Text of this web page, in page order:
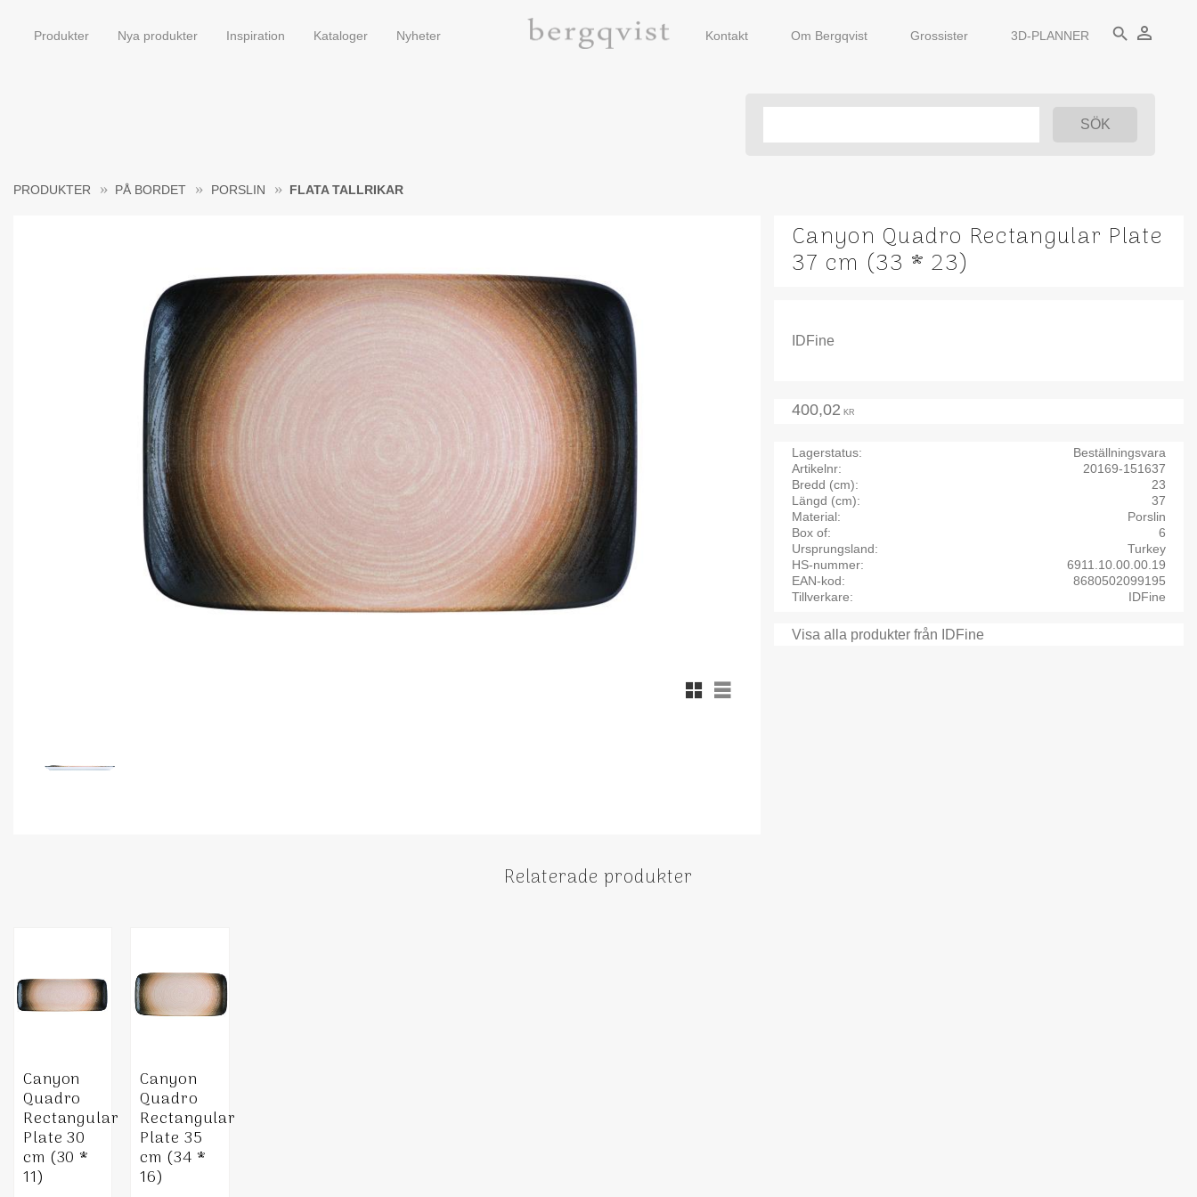
Produkter Nya produkter Inspiration Kataloger Nyheter Kontakt Om Bergqvist Grossister 3D-PLANNER search person_outline
PRODUKTER PÅ BORDET PORSLIN FLATA TALLRIKAR
Canyon Quadro Rectangular Plate
37 cm (33 * 23)
IDFine
Rutnätsvy
Listvy
400,02 KR
Lagerstatus
Beställningsvara
Artikelnr
20169-151637
Bredd (cm)
23
Längd (cm)
37
Material
Porslin
Box of
6
Ursprungsland
Turkey
HS-nummer
6911.10.00.00.19
EAN-kod
8680502099195
Tillverkare
IDFine
Visa alla produkter från IDFine
Relaterade produkter
Canyon
Quadro
Rectangular
Plate 30
cm (30 *
11)
Canyon
Quadro
Rectangular
Plate 35
cm (34 *
16)